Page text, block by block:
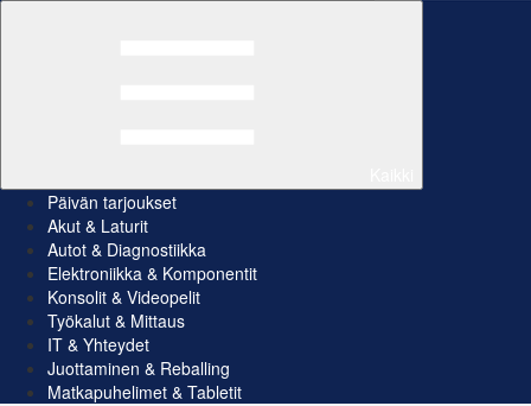
Päivän tarjoukset
Akut & Laturit
Autot & Diagnostiikka
Elektroniikka & Komponentit
Konsolit & Videopelit
Työkalut & Mittaus
IT & Yhteydet
Juottaminen & Reballing
Matkapuhelimet & Tabletit